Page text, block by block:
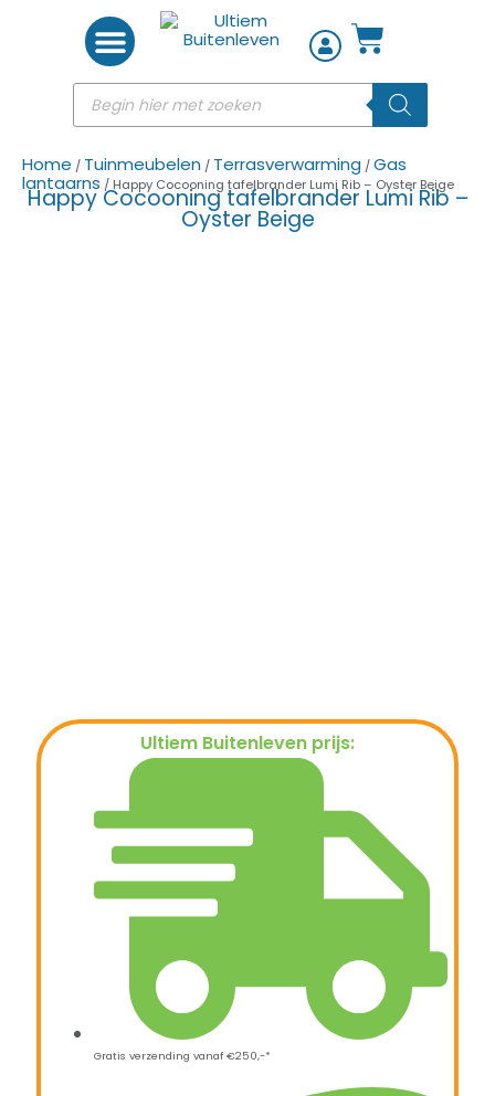
Home / Tuinmeubelen / Terrasverwarming /Gas
lantaarns / Happy Cocooning tafelbrander Lumi Rib – Oyster Beige
Happy Cocooning tafelbrander Lumi Rib –
Oyster Beige
Ultiem Buitenleven prijs:
Gratis verzending vanaf €250,-*